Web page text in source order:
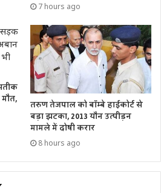
7 hours ago
तरुण तेजपाल को बॉम्बे हाईकोर्ट से
बड़ा झटका, 2013 यौन उत्पीड़न
मामले में दोषी करार
8 hours ago